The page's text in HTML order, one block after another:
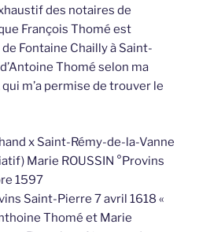
des notaires de
François Thomé est
Fontaine Chailly à Saint-
Thomé selon ma
m’a permise de trouver le
x Saint-Rémy-de-la-Vanne
Marie ROUSSIN °Provins
1597
Saint-Pierre 7 avril 1618 «
Thomé et Marie